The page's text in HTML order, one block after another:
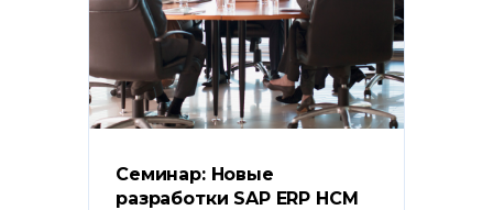
Семинар: Новые
разработки SAP ERP HCM